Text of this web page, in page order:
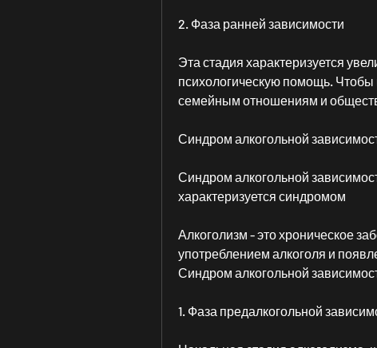
2. Фаза ранней зависимости
Эта стадия характеризуется
психологическую помощь. Чтобы
семейным отношениям и
Синдром алкогольной
Синдром алкогольной
характеризуется синдромом
Алкоголизм - это хроническое
употреблением алкоголя и
Синдром алкогольной
1. Фаза предалкогольной